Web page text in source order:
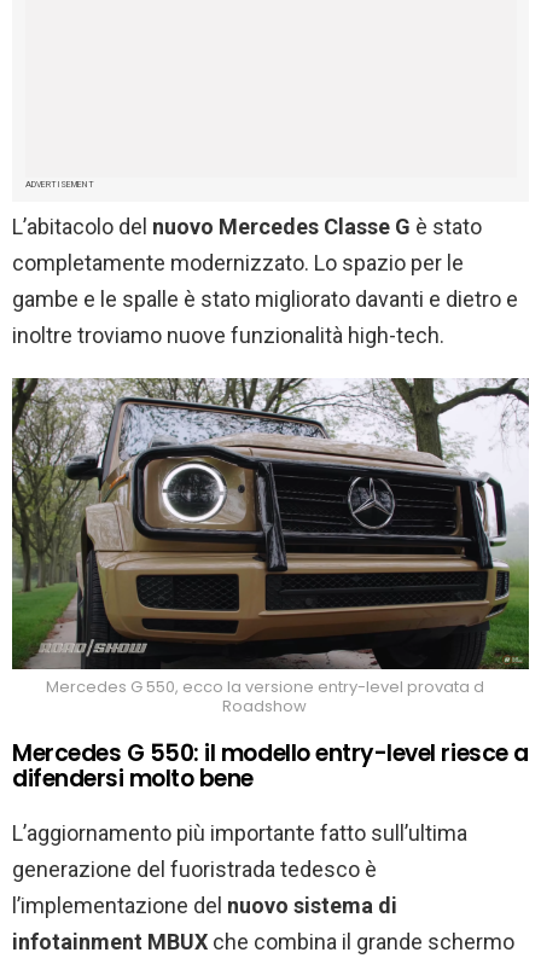
ADVERTISEMENT
L’abitacolo del nuovo Mercedes Classe G è stato
completamente modernizzato. Lo spazio per le
gambe e le spalle è stato migliorato davanti e dietro e
inoltre troviamo nuove funzionalità high-tech.
Mercedes G 550, ecco la versione entry-level provata d
Roadshow
Mercedes G 550: il modello entry-level riesce a
difendersi molto bene
L’aggiornamento più importante fatto sull’ultima
generazione del fuoristrada tedesco è
l’implementazione del nuovo sistema di
infotainment MBUX che combina il grande schermo